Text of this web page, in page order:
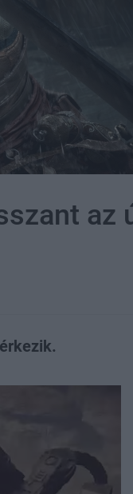
az